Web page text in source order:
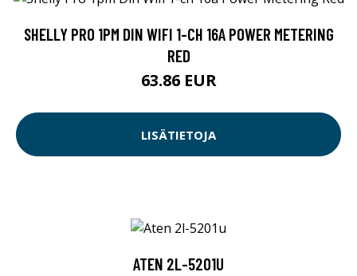
SHELLY PRO 1PM DIN WIFI 1-CH 16A POWER METERING
RED
63.86 EUR
LISÄTIETOJA
ATEN 2L-5201U